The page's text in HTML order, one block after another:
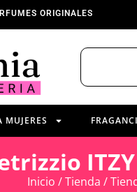
ORIGINALES
MUJERES
Inicio /Tienda /